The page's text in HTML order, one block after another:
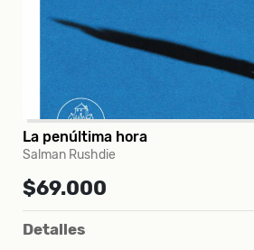
La penúltima hora
Salman Rushdie
$69.000
Detalles